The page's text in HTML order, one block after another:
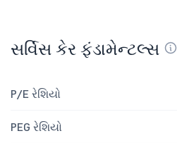
સર્વિસ કેર ફંડામેન્ટલ્સ
P/E રેશિયો
PEG રેશિયો